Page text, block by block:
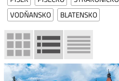
VODŇANSKO
BLATENSKO